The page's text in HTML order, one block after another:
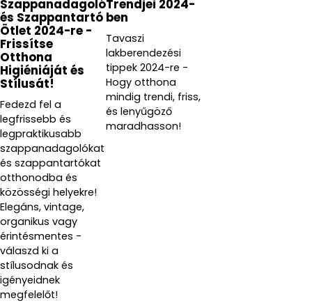
Szappanadagoló
és Szappantartó
Ötlet 2024-re -
Frissítse
Otthona
Higiéniáját és
Stílusát!
Fedezd fel a
legfrissebb és
legpraktikusabb
szappanadagolókat
és szappantartókat
otthonodba és
közösségi helyekre!
Elegáns, vintage,
organikus vagy
érintésmentes -
válaszd ki a
stílusodnak és
igényeidnek
megfelelőt!
Trendjei 2024-
ben
Tavaszi
lakberendezési
tippek 2024-re -
Hogy otthona
mindig trendi, friss,
és lenyűgöző
maradhasson!